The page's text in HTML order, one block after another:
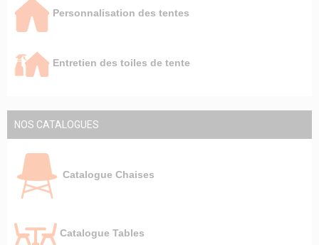
Personnalisation des tentes
Entretien des toiles de tente
NOS CATALOGUES
Catalogue Chaises
Catalogue Tables